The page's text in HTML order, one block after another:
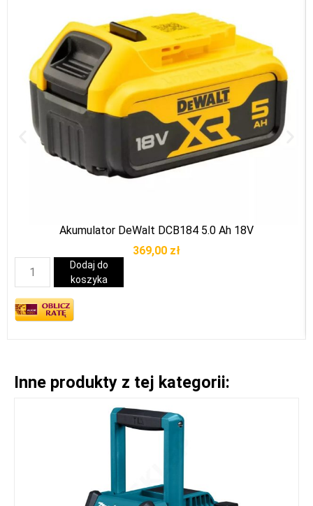
Akumulator DeWalt DCB184 5.0 Ah 18V
369,00 zł
Dodaj do
koszyka
Inne produkty z tej kategorii: